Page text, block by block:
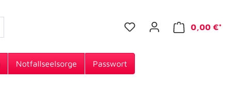
0,00 €*
Notfallseelsorge Passwort